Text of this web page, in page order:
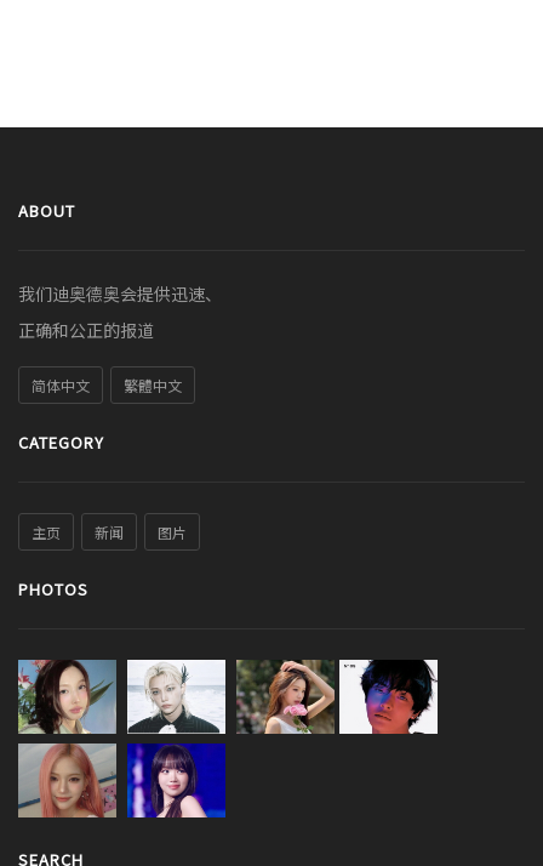
ABOUT
我们迪奥德奥会提供迅速、
正确和公正的报道
简体中文 繁體中文
CATEGORY
主页 新闻 图片
PHOTOS
SEARCH